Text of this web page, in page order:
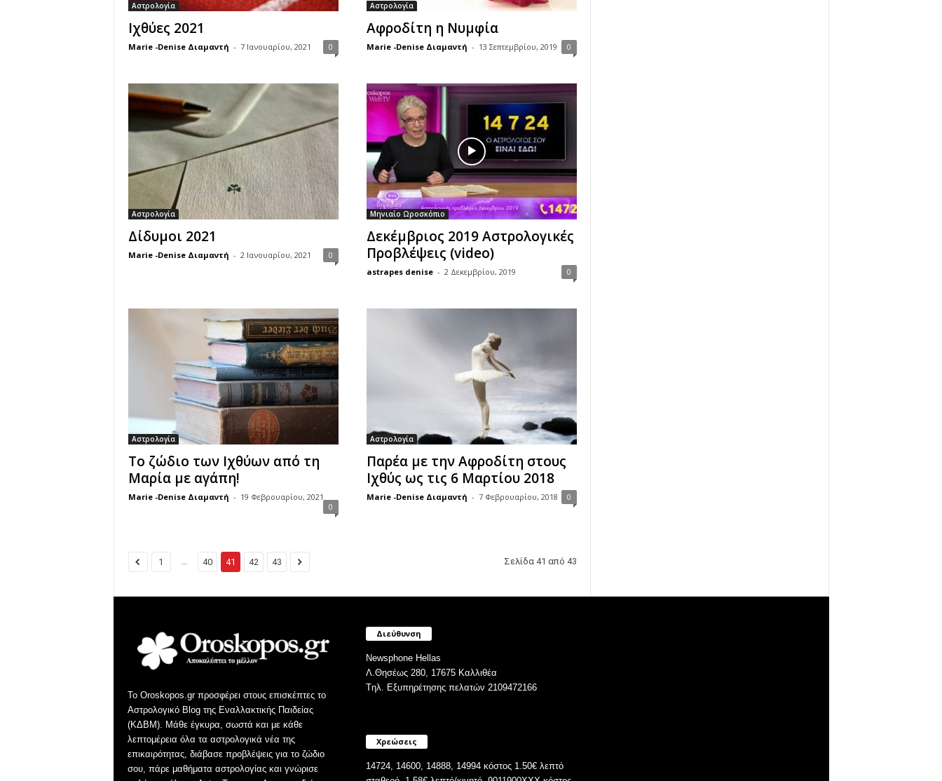
Αστρολογία
Ιχθύες 2021
Marie -Denise Διαμαντή - 7 Ιανουαρίου, 2021 0
Αστρολογία
Αφροδίτη η Νυμφία
Marie -Denise Διαμαντή - 13 Σεπτεμβρίου, 2019 0
Αστρολογία
Δίδυμοι 2021
Marie -Denise Διαμαντή - 2 Ιανουαρίου, 2021 0
Μηνιαίο Ωροσκόπιο
Δεκέμβριος 2019 Αστρολογικές
Προβλέψεις (video)
astrapes denise - 2 Δεκεμβρίου, 2019 0
Αστρολογία
Το ζώδιο των Ιχθύων από τη
Μαρία με αγάπη!
Marie -Denise Διαμαντή - 19 Φεβρουαρίου, 2021
0
Αστρολογία
Παρέα με την Αφροδίτη στους
Ιχθύς ως τις 6 Μαρτίου 2018
Marie -Denise Διαμαντή - 7 Φεβρουαρίου, 2018 0
1 ... 40 41 42 43 Σελίδα 41 από 43
Το Oroskopos.gr προσφέρει στους επισκέπτες το
Αστρολογικό Blog της Εναλλακτικής Παιδείας
(ΚΔΒΜ). Μάθε έγκυρα, σωστά και με κάθε
λεπτομέρεια όλα τα αστρολογικά νέα της
επικαιρότητας, διάβασε προβλέψεις για το ζώδιο
σου, πάρε μαθήματα αστρολογίας και γνώρισε
Διεύθυνση
Newsphone Hellas
Λ.Θησέως 280, 17675 Καλλιθέα
Tηλ. Εξυπηρέτησης πελατών 2109472166
Χρεώσεις
14724, 14600, 14888, 14994 κόστος 1.50€ λεπτό